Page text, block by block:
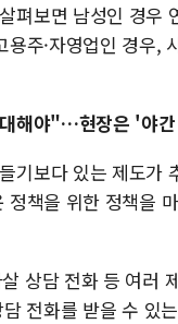
펴보면 남성인 경우
주·자영업인 경우,
해야"…현장은 '야
기보다 있는 제도가
책을 위한 정책을
상담 전화 등 여러
전화를 받을 수 있